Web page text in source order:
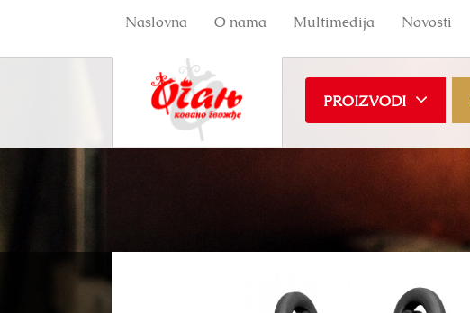
Naslovna O nama Multimedija Novosti
PROIZVODI